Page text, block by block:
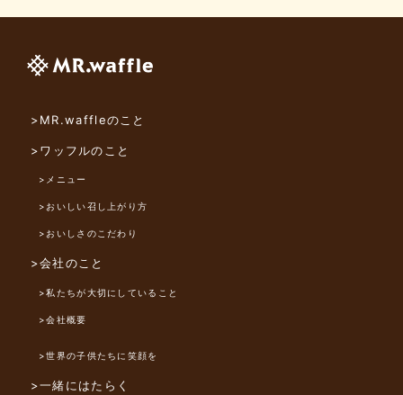
>MR.waffleのこと
>ワッフルのこと
>メニュー
>おいしい召し上がり方
>おいしさのこだわり
>会社のこと
>私たちが大切にしていること
>会社概要
>世界の子供たちに笑顔を
>一緒にはたらく